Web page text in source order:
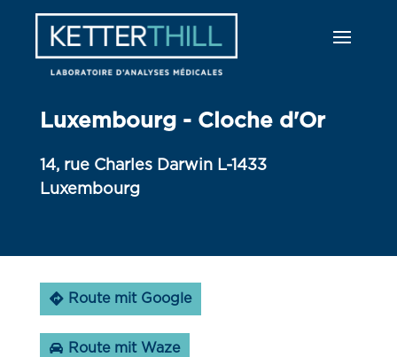
Luxembourg - Cloche d'Or
14, rue Charles Darwin L-1433
Luxembourg
Route mit Google
Route mit Waze